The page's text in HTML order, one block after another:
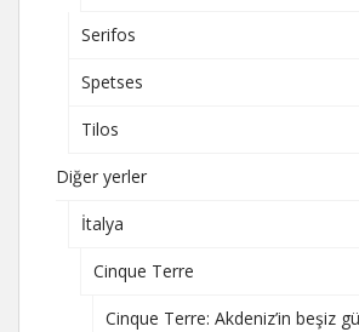
Serifos
Spetses
Tilos
Diğer yerler
İtalya
Cinque Terre
Cinque Terre: Akdeniz’in beşiz